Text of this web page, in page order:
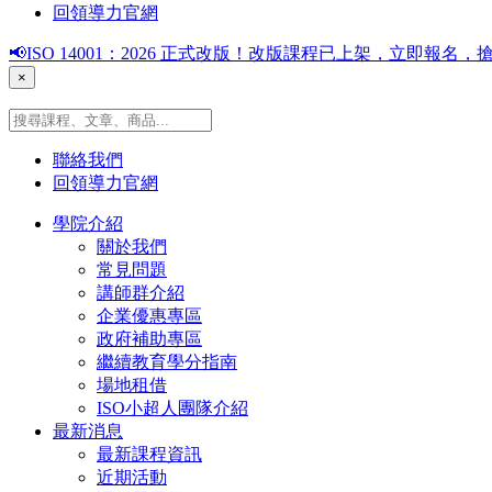
回領導力官網
📢ISO 14001：2026 正式改版！改版課程已上架，立即報名，
×
聯絡我們
回領導力官網
學院介紹
關於我們
常見問題
講師群介紹
企業優惠專區
政府補助專區
繼續教育學分指南
場地租借
ISO小超人團隊介紹
最新消息
最新課程資訊
近期活動